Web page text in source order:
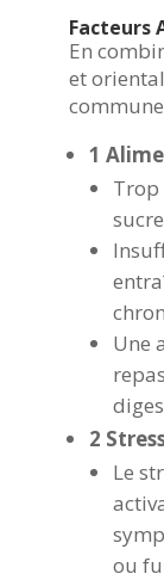
Facteurs
En
et
1
Trop
Une
2
Le
ou